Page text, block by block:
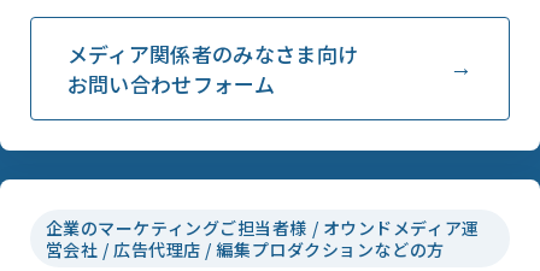
メディア関係者のみなさま向け
お問い合わせフォーム
企業のマーケティングご担当者様 / オウンドメディア運
営会社 / 広告代理店 / 編集プロダクションなどの方